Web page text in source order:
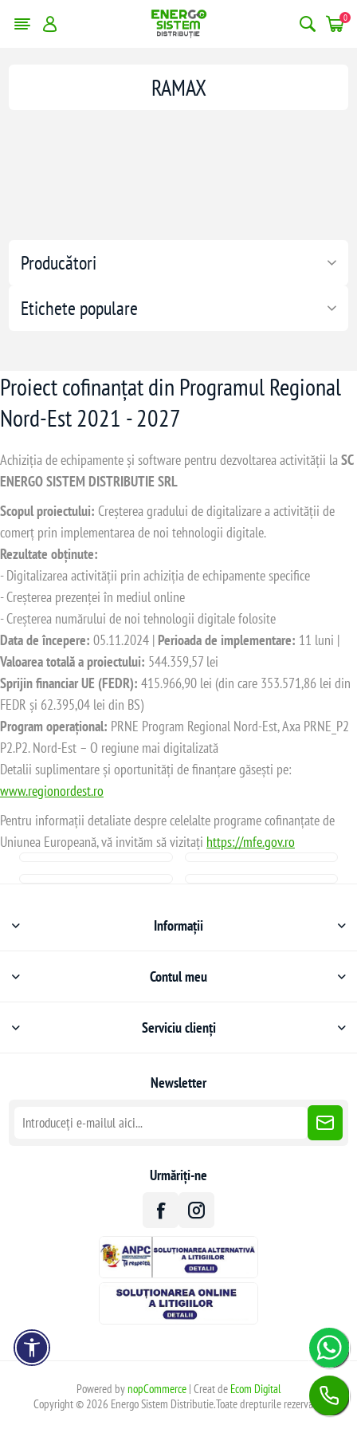
0
Producători
Etichete populare
RAMAX
Proiect cofinanțat din Programul Regional
Nord-Est 2021 - 2027
Achiziția de echipamente și software pentru dezvoltarea activității laSC
ENERGO SISTEM DISTRIBUTIE SRL
Scopul proiectului: Creșterea gradului de digitalizare a activității de
comerț prin implementarea de noi tehnologii digitale.
Rezultate obținute:
- Digitalizarea activității prin achiziția de echipamente specifice
- Creșterea prezenței în mediul online
- Creșterea numărului de noi tehnologii digitale folosite
Data de începere: 05.11.2024 | Perioada de implementare: 11 luni |
Valoarea totală a proiectului: 544.359,57 lei
Sprijin financiar UE (FEDR): 415.966,90 lei (din care 353.571,86 lei din
FEDR și 62.395,04 lei din BS)
Program operațional: PRNE Program Regional Nord-Est, Axa PRNE_P2
P2.P2. Nord-Est – O regiune mai digitalizată
Detalii suplimentare și oportunități de finanțare găsești pe:
www.regionordest.ro
Pentru informații detaliate despre celelalte programe cofinanțate de
Uniunea Europeană, vă invităm să vizitați https://mfe.gov.ro
Informații
Contul meu
Serviciu clienți
Newsletter
Urmăriți-ne
Powered bynopCommerce| Creat de Ecom Digital
Copyright © 2026 Energo Sistem Distributie.Toate drepturile rezervate.